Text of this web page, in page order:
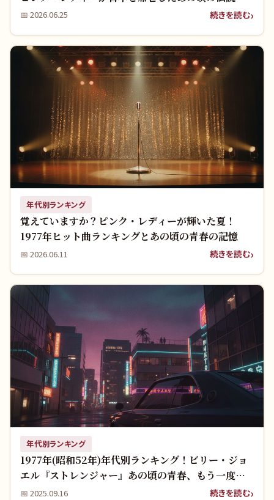
名曲たち
📅 2026.06.25 続きを読む
年代別ランキング
覚えていますか？ピンク・レディーが輝いた夏！
1977年ヒット曲ランキングとあの頃の青春の記憶
📅 2026.06.11 続きを読む
年代別ランキング
1977年(昭和52年)年代別ランキング！ビリー・ジョ
エル『ストレンジャー』あの頃の青春、もう一度聴
きたい！
📅 2025.09.16 続きを読む